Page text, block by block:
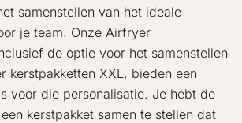
samenstellen van het ideale
je team. Onze Airfryer
de optie voor het samenstellen
kerstpakketten XXL, bieden een
voor die personalisatie. Je hebt de
kerstpakket samen te stellen dat